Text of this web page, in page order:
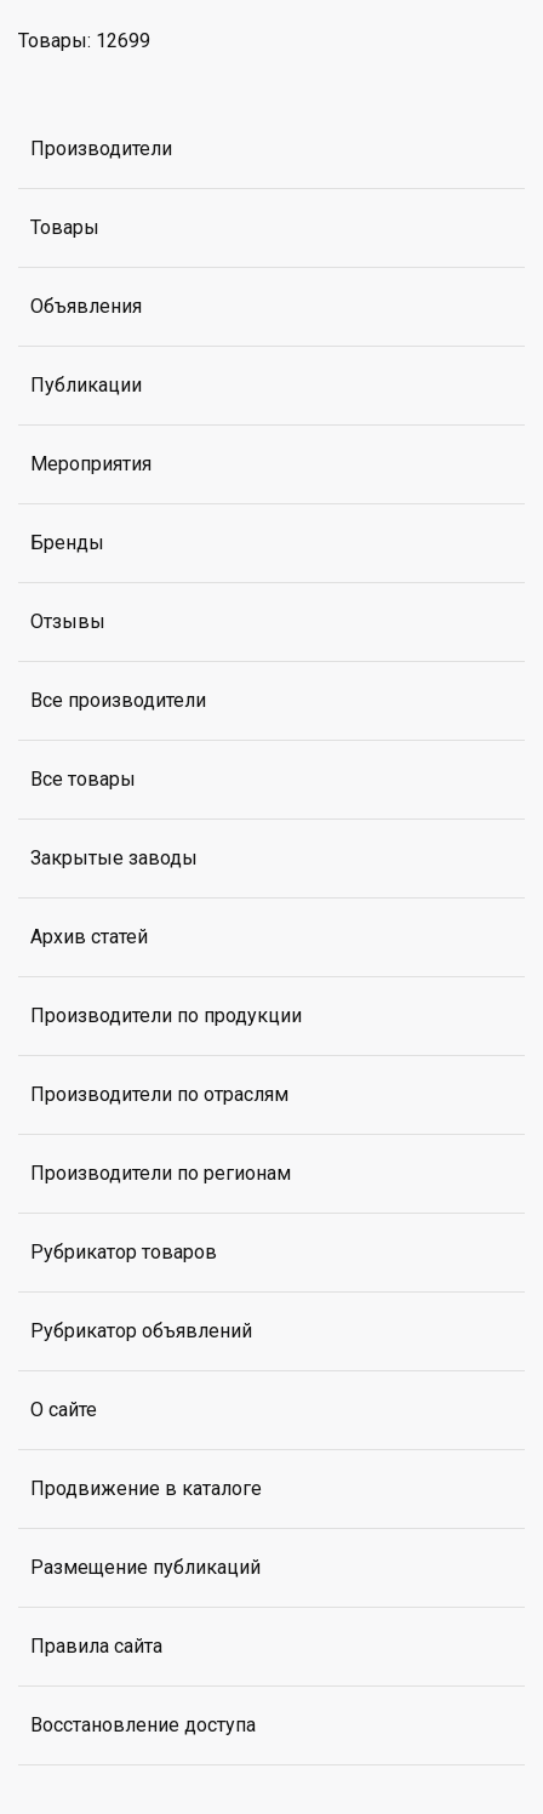
Товары: 12699
Производители
Товары
Объявления
Публикации
Мероприятия
Бренды
Отзывы
Все производители
Все товары
Закрытые заводы
Архив статей
Производители по продукции
Производители по отраслям
Производители по регионам
Рубрикатор товаров
Рубрикатор объявлений
О сайте
Продвижение в каталоге
Размещение публикаций
Правила сайта
Восстановление доступа